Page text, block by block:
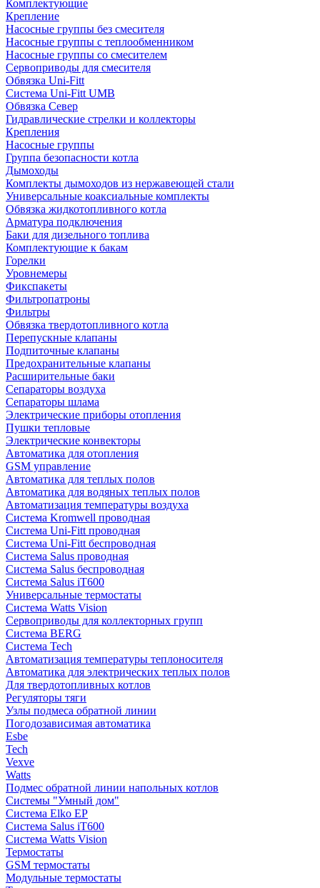
Комплектующие
Крепление
Насосные группы без смесителя
Насосные группы с теплообменником
Насосные группы со смесителем
Сервоприводы для смесителя
Обвязка Uni-Fitt
Система Uni-Fitt UMB
Обвязка Север
Гидравлические стрелки и коллекторы
Крепления
Насосные группы
Группа безопасности котла
Дымоходы
Комплекты дымоходов из нержавеющей стали
Универсальные коаксиальные комплекты
Обвязка жидкотопливного котла
Арматура подключения
Баки для дизельного топлива
Комплектующие к бакам
Горелки
Уровнемеры
Фикспакеты
Фильтропатроны
Фильтры
Обвязка твердотопливного котла
Перепускные клапаны
Подпиточные клапаны
Предохранительные клапаны
Расширительные баки
Сепараторы воздуха
Сепараторы шлама
Электрические приборы отопления
Пушки тепловые
Электрические конвекторы
Автоматика для отопления
GSM управление
Автоматика для теплых полов
Автоматика для водяных теплых полов
Автоматизация температуры воздуха
Система Kromwell проводная
Система Uni-Fitt проводная
Система Uni-Fitt беспроводная
Система Salus проводная
Система Salus беспроводная
Система Salus iT600
Универсальные термостаты
Система Watts Vision
Сервоприводы для коллекторных групп
Система BERG
Система Tech
Автоматизация температуры теплоносителя
Автоматика для электрических теплых полов
Для твердотопливных котлов
Регуляторы тяги
Узлы подмеса обратной линии
Погодозависимая автоматика
Esbe
Tech
Vexve
Watts
Подмес обратной линии напольных котлов
Системы "Умный дом"
Система Elko EP
Система Salus iT600
Система Watts Vision
Термостаты
GSM термостаты
Модульные термостаты